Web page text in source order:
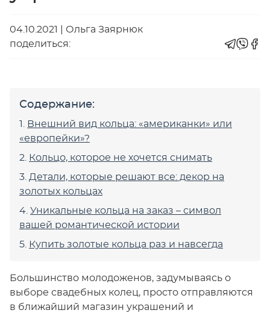
04.10.2021
Ольга Заярнюк
поделиться:
Содержание:
Внешний вид кольца: «американки» или
«европейки»?
Кольцо, которое не хочется снимать
Детали, которые решают все: декор на
золотых кольцах
Уникальные кольца на заказ – символ
вашей романтической истории
Купить золотые кольца раз и навсегда
Большинство молодоженов, задумываясь о
выборе свадебных колец, просто отправляются
в ближайший магазин украшений и